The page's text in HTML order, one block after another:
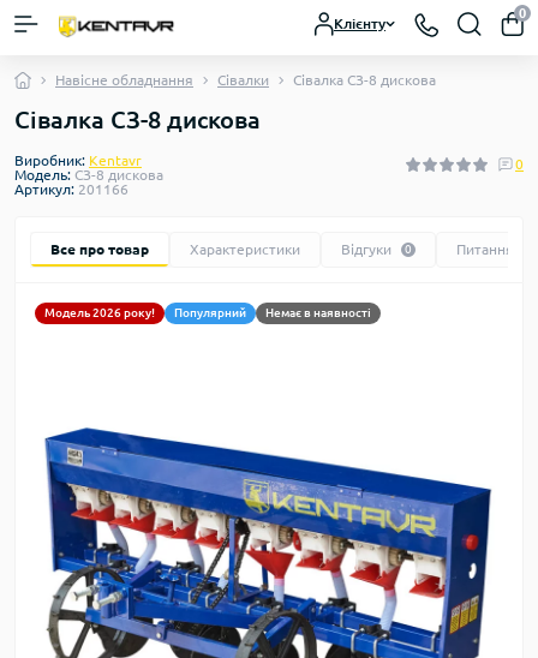
Клієнту
0
Навісне обладнання Сівалки Сівалка СЗ-8 дискова
Сівалка СЗ-8 дискова
Виробник: Kentavr
Модель: СЗ-8 дискова
Артикул: 201166
0
Все про товар Характеристики Відгуки 0 Питання
Модель 2026 року! Популярний Немає в наявності